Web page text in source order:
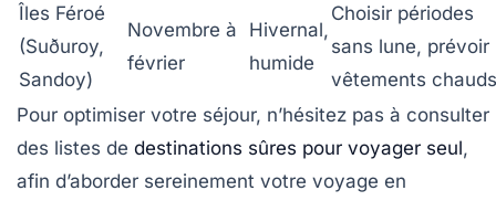
Îles Féroé
(Suðuroy,
Sandoy)
Novembre à
février
Hivernal,
humide
Choisir périodes
sans lune, prévoir
vêtements chauds
Pour optimiser votre séjour, n’hésitez pas à consulter
des listes de destinations sûres pour voyager seul,
afin d’aborder sereinement votre voyage en